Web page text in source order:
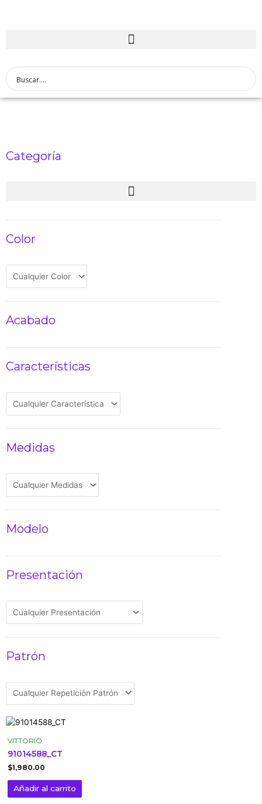
Categoría
Color
Acabado
Características
Medidas
Modelo
Presentación
Patrón
VITTORIO
91014588_CT
$1,980.00
Añadir al carrito